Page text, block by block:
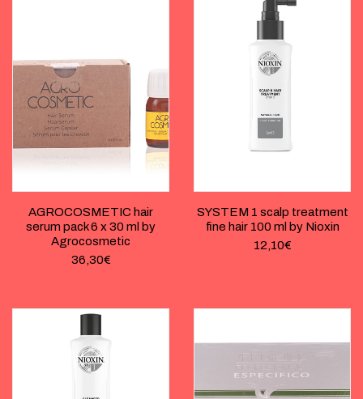
AGROCOSMETIC hair
serum pack 6 x 30 ml by
Agrocosmetic
36,30€
SYSTEM 1 scalp treatment
fine hair 100 ml by Nioxin
12,10€